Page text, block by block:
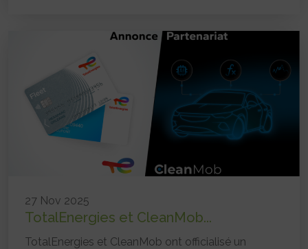
27 Nov 2025
TotalEnergies et CleanMob...
TotalEnergies et CleanMob ont officialisé un